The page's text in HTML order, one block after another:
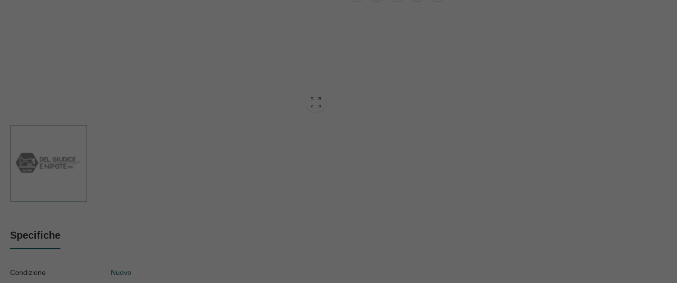
Specifiche
Condizione Nuovo